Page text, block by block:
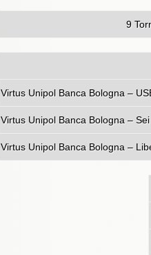
9
Virtus Unipol
Virtus Unipol Banca Bologna –
Virtus Unipol Banca Bologna –